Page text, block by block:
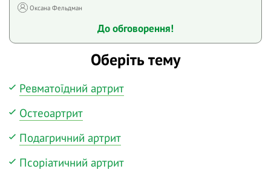
Оксана Фельдман
До обговорення!
Оберіть тему
Ревматоїдний артрит
Остеоартрит
Подагричний артрит
Псоріатичний артрит